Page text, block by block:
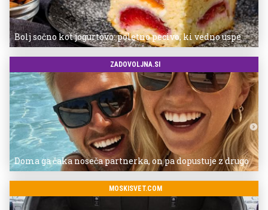
Bolj sočno kot jogurtovo: poletno pecivo, ki vedno uspe
ZADOVOLJNA.SI
Doma ga čaka noseča partnerka, on pa dopustuje z drugo
MOSKISVET.COM